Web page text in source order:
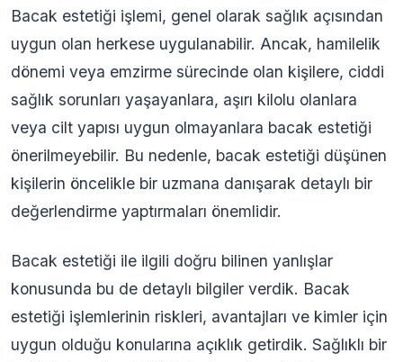
Bacak estetiği işlemi, genel olarak sağlık açısından
uygun olan herkese uygulanabilir. Ancak, hamilelik
dönemi veya emzirme sürecinde olan kişilere, ciddi
sağlık sorunları yaşayanlara, aşırı kilolu olanlara
veya cilt yapısı uygun olmayanlara bacak estetiği
önerilmeyebilir. Bu nedenle, bacak estetiği düşünen
kişilerin öncelikle bir uzmana danışarak detaylı bir
değerlendirme yaptırmaları önemlidir.
Bacak estetiği ile ilgili doğru bilinen yanlışlar
konusunda bu de detaylı bilgiler verdik. Bacak
estetiği işlemlerinin riskleri, avantajları ve kimler için
uygun olduğu konularına açıklık getirdik. Sağlıklı bir